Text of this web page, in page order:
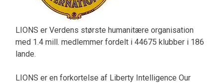
LIONS er Verdens største humanitære organisation
med 1.4 mill. medlemmer fordelt i 44675 klubber i 186
lande.
LIONS er en forkortelse af Liberty Intelligence Our